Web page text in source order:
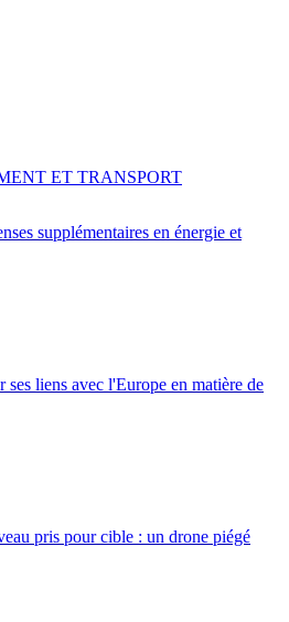
supplémentaires en énergie et
ET TRANSPORT
ses liens avec l'Europe en matière de
pris pour cible : un drone piégé